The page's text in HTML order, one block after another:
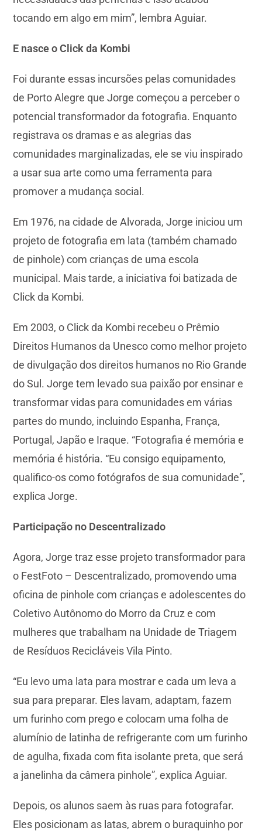
tocando em algo em mim”, lembra Aguiar.
E nasce o Click da Kombi
Foi durante essas incursões pelas comunidades
de Porto Alegre que Jorge começou a perceber o
potencial transformador da fotografia. Enquanto
registrava os dramas e as alegrias das
comunidades marginalizadas, ele se viu inspirado
a usar sua arte como uma ferramenta para
promover a mudança social.
Em 1976, na cidade de Alvorada, Jorge iniciou um
projeto de fotografia em lata (também chamado
de pinhole) com crianças de uma escola
municipal. Mais tarde, a iniciativa foi batizada de
Click da Kombi.
Em 2003, o Click da Kombi recebeu o Prêmio
Direitos Humanos da Unesco como melhor projeto
de divulgação dos direitos humanos no Rio Grande
do Sul. Jorge tem levado sua paixão por ensinar e
transformar vidas para comunidades em várias
partes do mundo, incluindo Espanha, França,
Portugal, Japão e Iraque. “Fotografia é memória e
memória é história. “Eu consigo equipamento,
qualifico-os como fotógrafos de sua comunidade”,
explica Jorge.
Participação no Descentralizado
Agora, Jorge traz esse projeto transformador para
o FestFoto – Descentralizado, promovendo uma
oficina de pinhole com crianças e adolescentes do
Coletivo Autônomo do Morro da Cruz e com
mulheres que trabalham na Unidade de Triagem
de Resíduos Recicláveis Vila Pinto.
“Eu levo uma lata para mostrar e cada um leva a
sua para preparar. Eles lavam, adaptam, fazem
um furinho com prego e colocam uma folha de
alumínio de latinha de refrigerante com um furinho
de agulha, fixada com fita isolante preta, que será
a janelinha da câmera pinhole”, explica Aguiar.
Depois, os alunos saem às ruas para fotografar.
Eles posicionam as latas, abrem o buraquinho por